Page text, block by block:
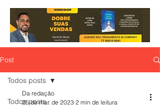
Post
Todos posts
Todos posts
Da redação
25 de mar. de 2023 2 min de leitura